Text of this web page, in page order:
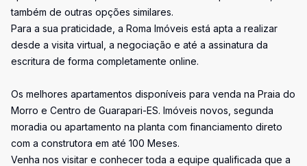
também de outras opções similares.
Para a sua praticidade, a Roma Imóveis está apta a realizar
desde a visita virtual, a negociação e até a assinatura da
escritura de forma completamente online.
Os melhores apartamentos disponíveis para venda na Praia do
Morro e Centro de Guarapari-ES. Imóveis novos, segunda
moradia ou apartamento na planta com financiamento direto
com a construtora em até 100 Meses.
Venha nos visitar e conhecer toda a equipe qualificada que a